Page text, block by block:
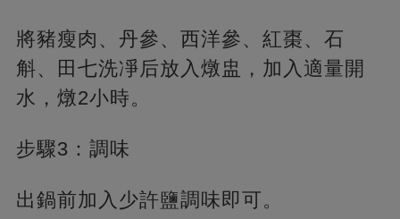
將豬瘦肉、丹參、西洋參、紅棗、石
斛、田七洗凈后放入燉盅，加入適量開
水，燉2小時。
步驟3：調味
出鍋前加入少許鹽調味即可。